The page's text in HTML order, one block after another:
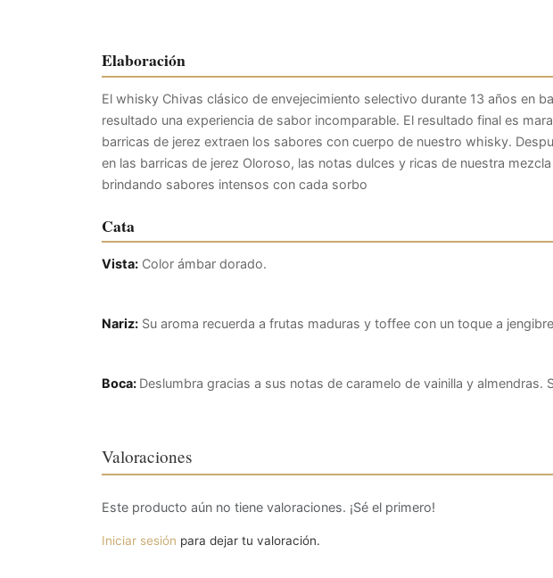
Elaboración
El whisky Chivas clásico de envejecimiento selectivo durante 13 años en
resultado una experiencia de sabor incomparable. El resultado final es
barricas de jerez extraen los sabores con cuerpo de nuestro whisky.
en las barricas de jerez Oloroso, las notas dulces y ricas de nuestra
brindando sabores intensos con cada sorbo
Cata
Vista: Color ámbar dorado.
Nariz: Su aroma recuerda a frutas maduras y toffee con un toque a
Boca: Deslumbra gracias a sus notas de caramelo de vainilla y almendras.
Valoraciones
Este producto aún no tiene valoraciones. ¡Sé el primero!
Iniciar sesión para dejar tu valoración.